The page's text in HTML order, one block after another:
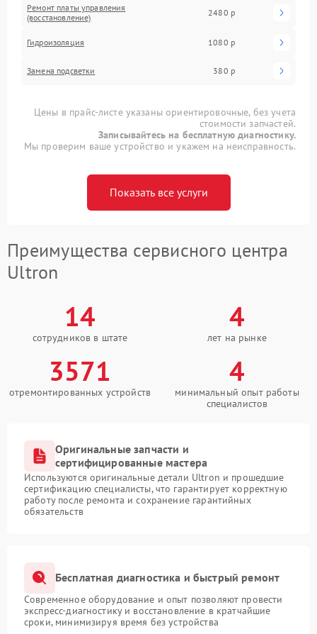
Ремонт платы управления
(восстановление)
2480 р
Гидроизоляция 1080 р
Замена подсветки 380 р
Цены в прайс-листе указаны ориентировочные, без учета
стоимости запчастей.
Записывайтесь на бесплатную диагностику.
Мы проверим ваше устройство и укажем на неисправность.
Показать все услуги
Преимущества сервисного центра
Ultron
14
сотрудников в штате
4
лет на рынке
3571
отремонтированных устройств
4
минимальный опыт работы
специалистов
Оригинальные запчасти и
сертифицированные мастера
Используются оригинальные детали Ultron и прошедшие
сертификацию специалисты, что гарантирует корректную
работу после ремонта и сохранение гарантийных
обязательств
Бесплатная диагностика и быстрый ремонт
Современное оборудование и опыт позволяют провести
экспресс-диагностику и восстановление в кратчайшие
сроки, минимизируя время без устройства